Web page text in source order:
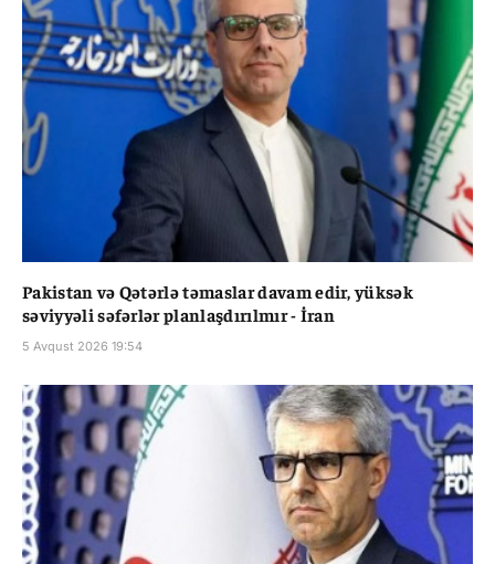
Pakistan və Qətərlə təmaslar davam edir, yüksək
səviyyəli səfərlər planlaşdırılmır - İran
5 Avqust 2026 19:54